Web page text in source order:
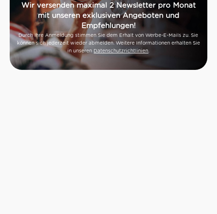
Wir versenden maximal 2 Newsletter pro Monat
mit unseren exklusiven Angeboten und
Empfehlungen!
Durch Ihre Anmeldung stimmen Sie dem Erhalt von Werbe-E-Mails zu. Sie
können sich jederzeit wieder abmelden. Weitere Informationen erhalten Sie
in unseren Datenschutzrichtlinien